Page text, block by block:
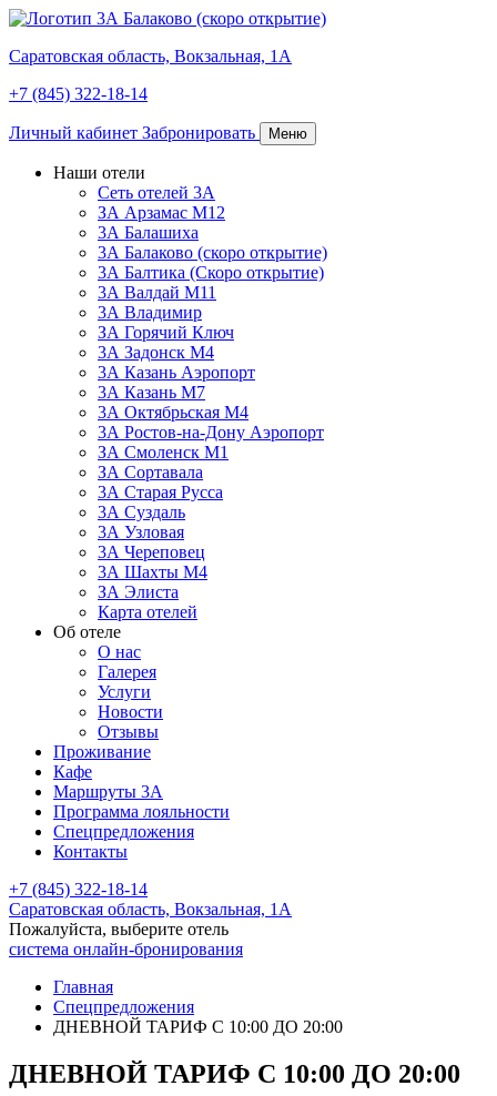
Саратовская область, Вокзальная, 1А
+7 (845) 322-18-14
Личный кабинет Забронировать Меню
Наши отели
Сеть отелей 3А
ЗА Арзамас М12
3А Балашиха
3А Балаково (скоро открытие)
3А Балтика (Скоро открытие)
3А Валдай М11
3А Владимир
ЗА Горячий Ключ
3А Задонск М4
3А Казань Аэропорт
3А Казань M7
3А Октябрьская М4
3А Ростов-на-Дону Аэропорт
ЗА Смоленск М1
ЗА Сортавала
3А Старая Русса
3А Суздаль
3А Узловая
3А Череповец
3А Шахты М4
ЗА Элиста
Карта отелей
Об отеле
О нас
Галерея
Услуги
Новости
Отзывы
Проживание
Кафе
Маршруты 3А
Программа лояльности
Спецпредложения
Контакты
+7 (845) 322-18-14
Саратовская область, Вокзальная, 1А
Пожалуйста, выберите отель
система онлайн-бронирования
Главная
Спецпредложения
ДНЕВНОЙ ТАРИФ С 10:00 ДО 20:00
ДНЕВНОЙ ТАРИФ С 10:00 ДО 20:00